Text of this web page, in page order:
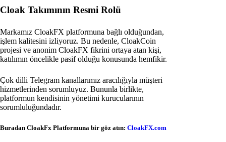
Cloak Takımının Resmi Rolü
Markamız CloakFX platformuna bağlı olduğundan,
işlem kalitesini izliyoruz. Bu nedenle, CloakCoin
projesi ve anonim CloakFX fikrini ortaya atan kişi,
katılımın öncelikle pasif olduğu konusunda hemfikir.
Çok dilli Telegram kanallarımız aracılığıyla müşteri
hizmetlerinden sorumluyuz. Bununla birlikte,
platformun kendisinin yönetimi kurucularının
sorumluluğundadır.
Buradan CloakFx Platformuna bir göz atın: CloakFX.com